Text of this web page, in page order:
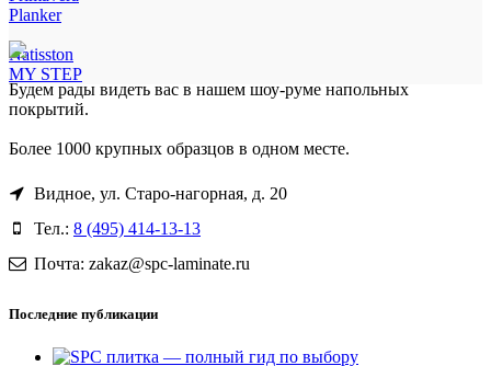
Planker
Natisston
MY STEP
Будем рады видеть вас в нашем шоу-руме напольных
покрытий.
Более 1000 крупных образцов в одном месте.
Видное, ул. Старо-нагорная, д. 20
Тел.: 8 (495) 414-13-13
Почта: zakaz@spc-laminate.ru
Последние публикации